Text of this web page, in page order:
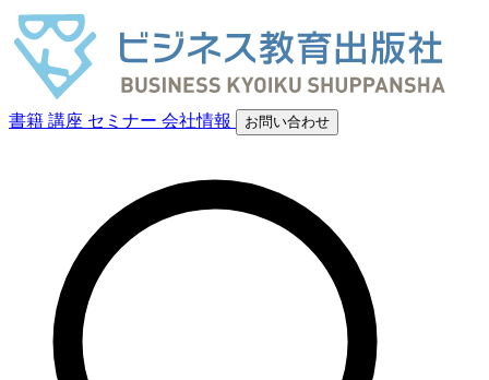
書籍 講座 セミナー 会社情報 お問い合わせ